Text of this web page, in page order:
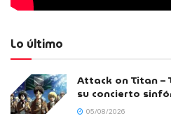
Lo último
Attack on Titan –
su concierto
05/08/2026